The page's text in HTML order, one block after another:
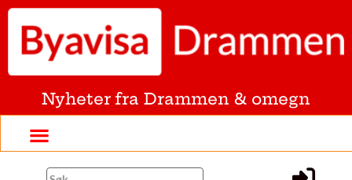
Nyheter fra Drammen & omegn